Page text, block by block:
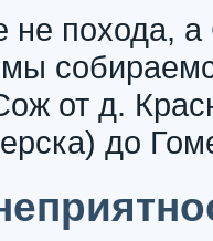
не похода,
от д.
до